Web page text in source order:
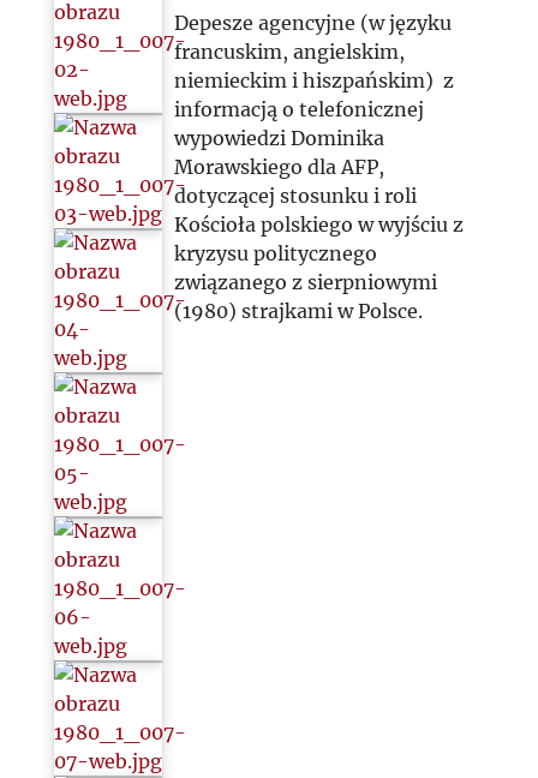
Depesze agencyjne (w języku
francuskim, angielskim,
niemieckim i hiszpańskim) z
informacją o telefonicznej
wypowiedzi Dominika
Morawskiego dla AFP,
dotyczącej stosunku i roli
Kościoła polskiego w wyjściu z
kryzysu politycznego
związanego z sierpniowymi
(1980) strajkami w Polsce.